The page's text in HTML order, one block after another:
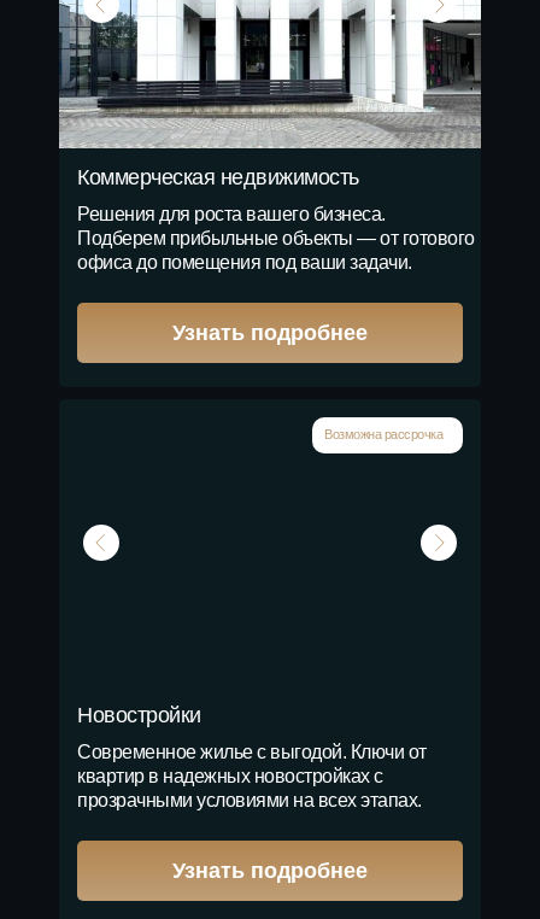
Новостройки
Современное жилье с выгодой. Ключи от
квартир в надежных новостройках с
прозрачными условиями на всех этапах.
Узнать подробнее
Коммерческая недвижимость
Решения для роста вашего бизнеса.
Подберем прибыльные объекты — от готового
офиса до помещения под ваши задачи.
Узнать подробнее
Возможна рассрочка